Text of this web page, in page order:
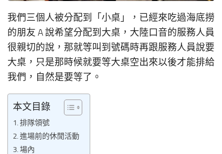
我們三個人被分配到「小桌」，已經來吃過海底撈
的朋友 A 說希望分配到大桌，大陸口音的服務人員
很親切的說，那就等叫到號碼時再跟服務人員說要
大桌，只是那時候就要等大桌空出來以後才能排給
我們，自然是要等了。
本文目錄
排隊領號
進場前的休閒活動
場內